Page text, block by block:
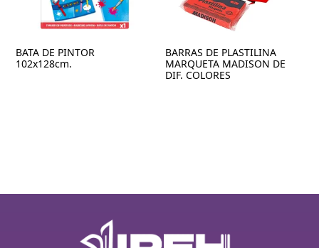
BATA DE PINTOR
102x128cm.
BARRAS DE PLASTILINA
MARQUETA MADISON DE
DIF. COLORES